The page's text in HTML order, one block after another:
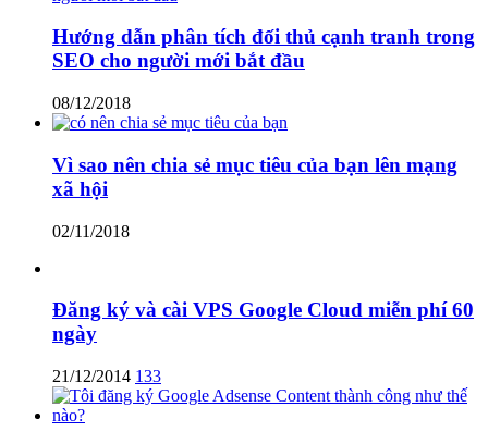
Hướng dẫn phân tích đối thủ cạnh tranh trong
SEO cho người mới bắt đầu
08/12/2018
Vì sao nên chia sẻ mục tiêu của bạn lên mạng
xã hội
02/11/2018
Đăng ký và cài VPS Google Cloud miễn phí 60
ngày
21/12/2014 133